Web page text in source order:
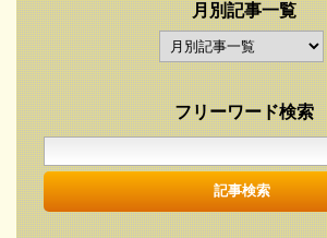
月別記事一覧
フリーワード検索